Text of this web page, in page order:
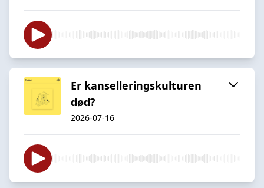
Er kanselleringskulturen
død?
2026-07-16